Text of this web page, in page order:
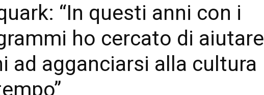
“In questi anni con i
ho cercato di aiutare
ad agganciarsi alla cultura